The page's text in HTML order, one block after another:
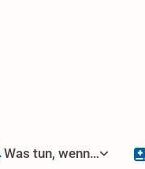
Was tun, wenn…